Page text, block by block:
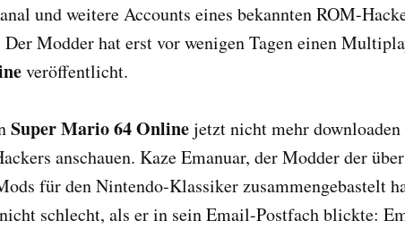
und weitere Accounts eines bekannten ROM-
Modder hat erst vor wenigen Tagen einen
veröffentlicht.
Super Mario 64 Onlinejetzt nicht mehr downloaden
anschauen. Kaze Emanuar, der Modder der
für den Nintendo-Klassiker zusammengebastelt
schlecht, als er in sein Email-Postfach blickte: